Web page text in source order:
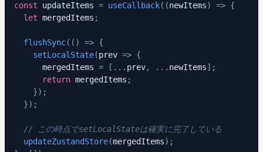
const updateItems = useCallback( (newItems) => {
let mergedItems ;
flushSync( ( ) => {
setLocalState(prev => {
      mergedItems
= [ ... prev, ... newItems] ;
return mergedItems ;
}) ;
}) ;
// この時点でsetLocalStateは確実に完了している
updateZustandStore(mergedItems) ;